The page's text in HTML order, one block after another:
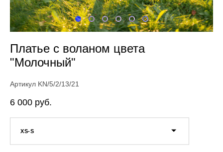
Платье с воланом цвета
"Молочный"
Артикул KN/5/2/13/21
6 000 pуб.
XS-S